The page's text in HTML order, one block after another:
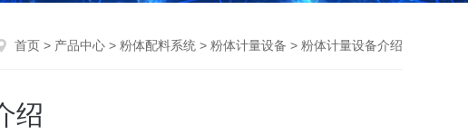
首页 > 产品中心 > 粉体配料系统 > 粉体计量设备 > 粉体计量设备介绍
绍